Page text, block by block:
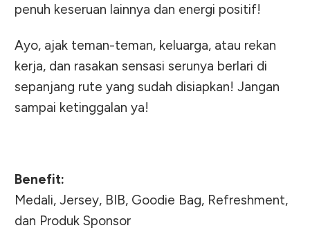
penuh keseruan lainnya dan energi positif!
Ayo, ajak teman-teman, keluarga, atau rekan
kerja, dan rasakan sensasi serunya berlari di
sepanjang rute yang sudah disiapkan! Jangan
sampai ketinggalan ya!
Benefit:
Medali, Jersey, BIB, Goodie Bag, Refreshment,
dan Produk Sponsor